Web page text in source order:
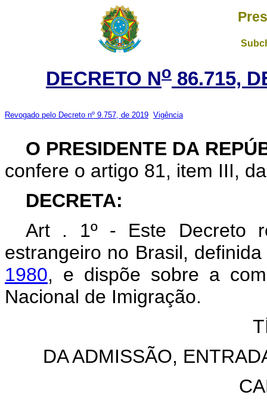
DECRETO No 86.715,
Revogado pelo Decreto nº 9.757, de 2019 Vigência
O PRESIDENTE DA
confere o artigo 81, item III,
DECRETA:
Art . 1º - Este Decreto
estrangeiro no Brasil,
1980, e dispõe sobre a
Nacional de Imigração.
DA ADMISSÃO,